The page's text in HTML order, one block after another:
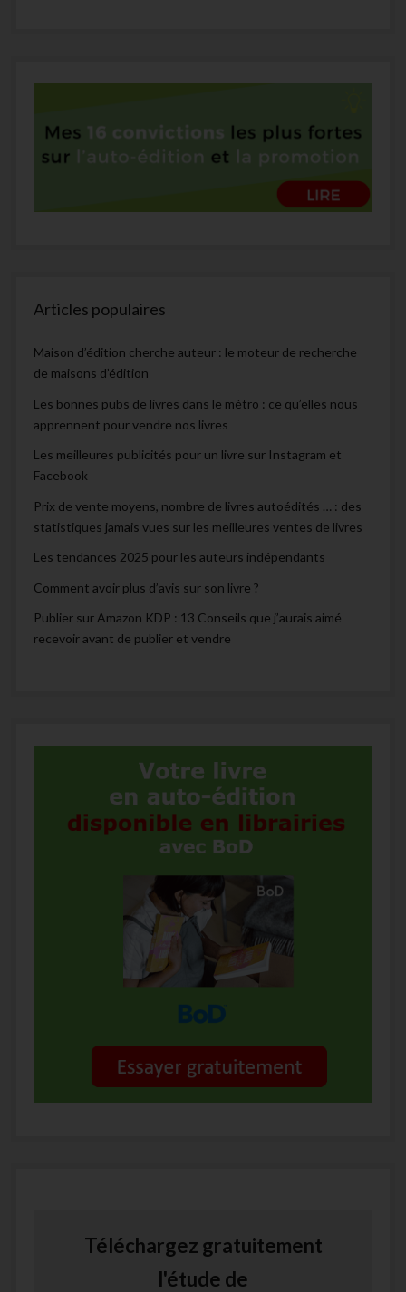
Articles populaires
Maison d’édition cherche auteur : le moteur de recherche
de maisons d’édition
Les bonnes pubs de livres dans le métro : ce qu’elles nous
apprennent pour vendre nos livres
Les meilleures publicités pour un livre sur Instagram et
Facebook
Prix de vente moyens, nombre de livres autoédités … : des
statistiques jamais vues sur les meilleures ventes de livres
Les tendances 2025 pour les auteurs indépendants
Comment avoir plus d’avis sur son livre ?
Publier sur Amazon KDP : 13 Conseils que j’aurais aimé
recevoir avant de publier et vendre
Téléchargez gratuitement
l'étude de